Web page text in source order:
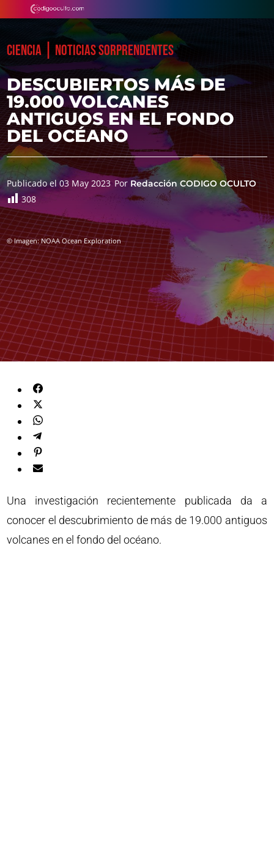
CIENCIA NOTICIAS SORPRENDENTES
DESCUBIERTOS MÁS DE
19.000 VOLCANES
ANTIGUOS EN EL FONDO
DEL OCÉANO
Publicado el 03 May 2023 Por Redacción CODIGO OCULTO
308
© Imagen: NOAA Ocean Exploration
Una investigación recientemente publicada da a
conocer el descubrimiento de más de 19.000 antiguos
volcanes en el fondo del océano.